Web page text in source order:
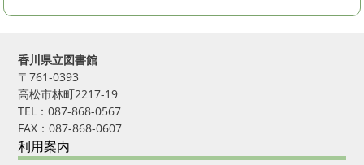
香川県立図書館
〒761-0393
高松市林町2217-19
TEL：087-868-0567
FAX：087-868-0607
利用案内